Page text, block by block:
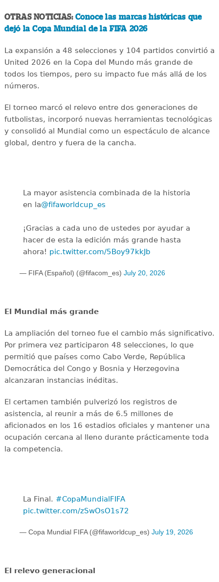
OTRAS NOTICIAS: Conoce las marcas históricas que
dejó la Copa Mundial de la FIFA 2026
La expansión a 48 selecciones y 104 partidos convirtió a
United 2026 en la Copa del Mundo más grande de
todos los tiempos, pero su impacto fue más allá de los
números.
El torneo marcó el relevo entre dos generaciones de
futbolistas, incorporó nuevas herramientas tecnológicas
y consolidó al Mundial como un espectáculo de alcance
global, dentro y fuera de la cancha.
La mayor asistencia combinada de la historia
en la@fifaworldcup_es
¡Gracias a cada uno de ustedes por ayudar a
hacer de esta la edición más grande hasta
ahora! pic.twitter.com/5Boy97kkJb
— FIFA (Español) (@fifacom_es) July 20, 2026
El Mundial más grande
La ampliación del torneo fue el cambio más significativo.
Por primera vez participaron 48 selecciones, lo que
permitió que países como Cabo Verde, República
Democrática del Congo y Bosnia y Herzegovina
alcanzaran instancias inéditas.
El certamen también pulverizó los registros de
asistencia, al reunir a más de 6.5 millones de
aficionados en los 16 estadios oficiales y mantener una
ocupación cercana al lleno durante prácticamente toda
la competencia.
La Final. ️ #CopaMundialFIFA
pic.twitter.com/zSwOsO1s72
— Copa Mundial FIFA (@fifaworldcup_es) July 19, 2026
El relevo generacional